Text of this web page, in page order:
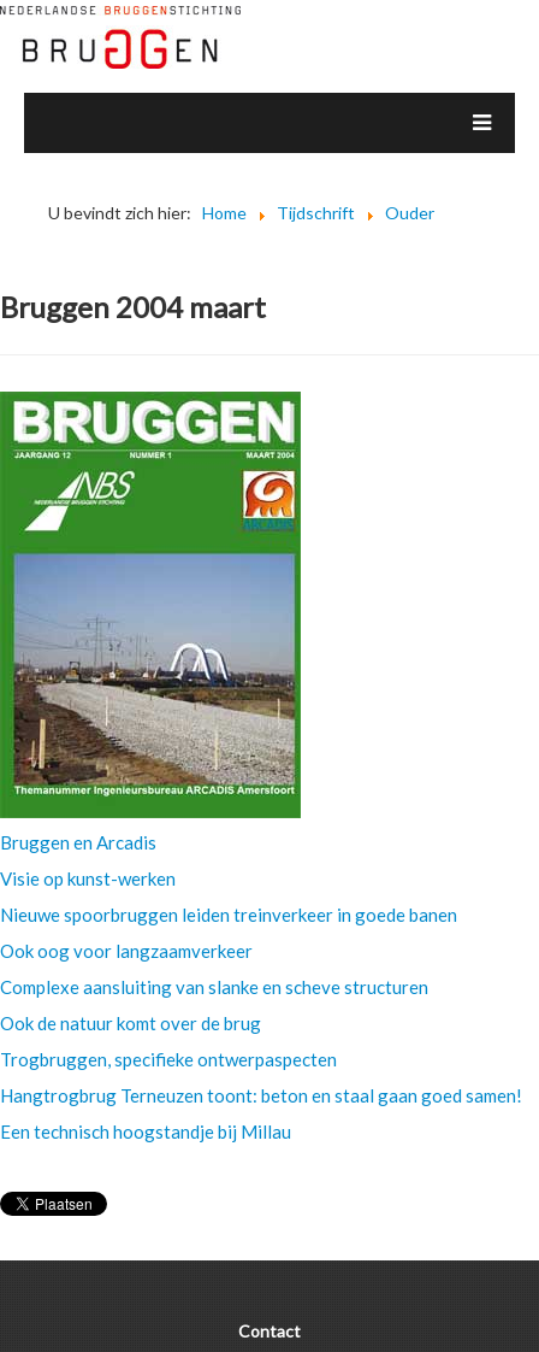
U bevindt zich hier: Home Tijdschrift Ouder
Bruggen 2004 maart
Bruggen en Arcadis
Visie op kunst-werken
Nieuwe spoorbruggen leiden treinverkeer in goede banen
Ook oog voor langzaamverkeer
Complexe aansluiting van slanke en scheve structuren
Ook de natuur komt over de brug
Trogbruggen, specifieke ontwerpaspecten
Hangtrogbrug Terneuzen toont: beton en staal gaan goed samen!
Een technisch hoogstandje bij Millau
Contact